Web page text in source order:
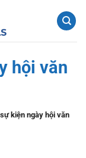
hội văn
kiện ngày hội văn